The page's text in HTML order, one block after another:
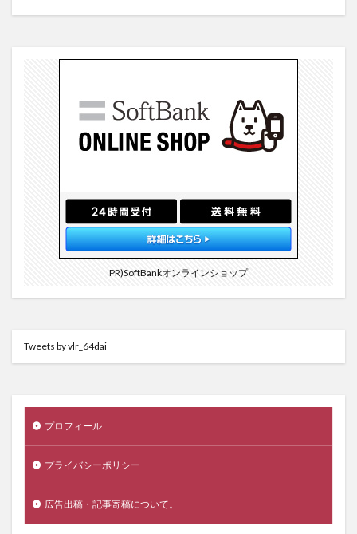
PR)SoftBankオンラインショップ
Tweets by vlr_64dai
プロフィール
プライバシーポリシー
広告出稿・記事寄稿について。